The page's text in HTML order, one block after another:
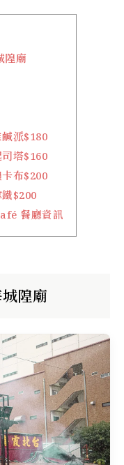
隍廟
派$180
塔$160
布$200
$200
餐廳資訊
隍廟